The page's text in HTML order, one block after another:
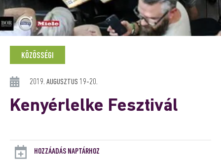
KÖZÖSSÉGI
2019. AUGUSZTUS 19-20.
Kenyérlelke Fesztivál
HOZZÁADÁS NAPTÁRHOZ